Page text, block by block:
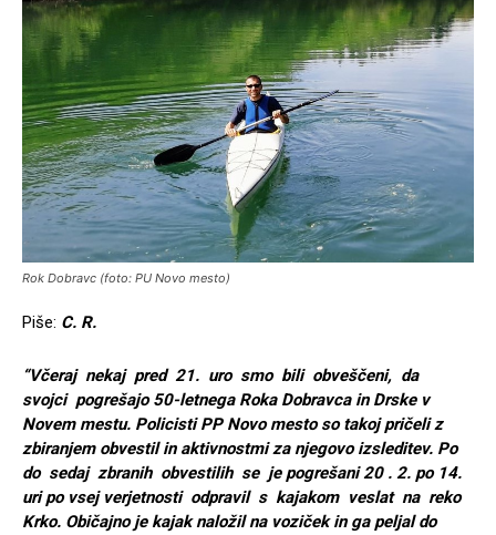
Rok Dobravc (foto: PU Novo mesto)
Piše: C. R.
“Včeraj nekaj pred 21. uro smo bili obveščeni, da
svojci pogrešajo 50-letnega Roka Dobravca in Drske v
Novem mestu. Policisti PP Novo mesto so takoj pričeli z
zbiranjem obvestil in aktivnostmi za njegovo izsleditev. Po
do sedaj zbranih obvestilih se je pogrešani 20 . 2. po 14.
uri po vsej verjetnosti odpravil s kajakom veslat na reko
Krko. Običajno je kajak naložil na voziček in ga peljal do